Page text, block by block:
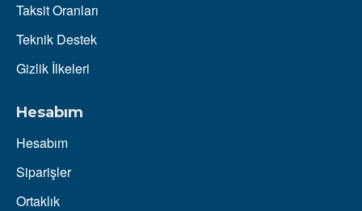
Taksit Oranları
Teknik Destek
Gizlik İlkeleri
Hesabım
Hesabım
Siparişler
Ortaklık